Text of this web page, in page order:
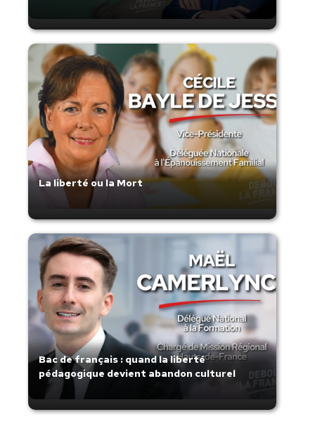
La liberté ou la Mort
Bac de français : quand la liberté
pédagogique devient abandon culturel